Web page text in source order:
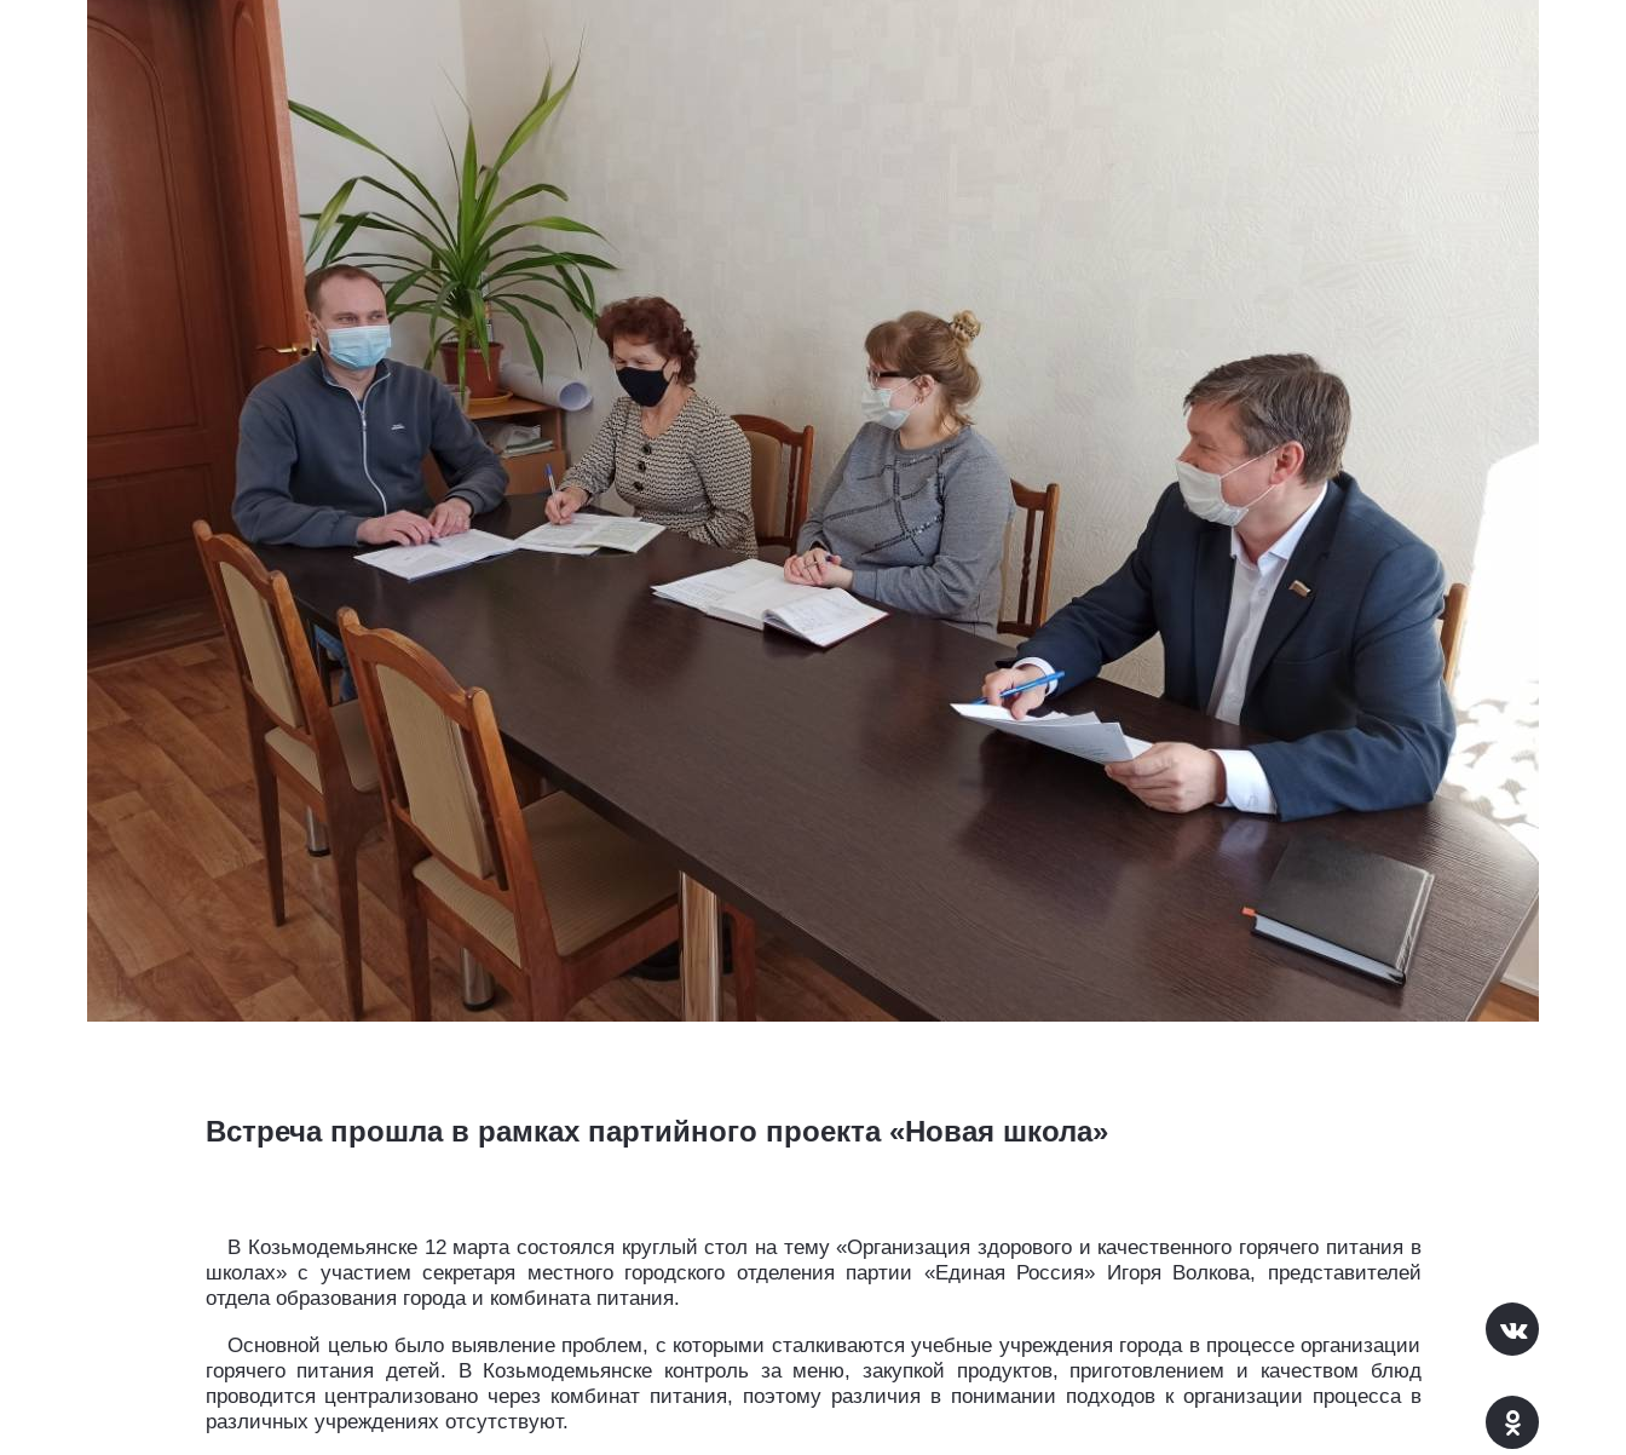
Встреча прошла в рамках партийного проекта «Новая школа»
В Козьмодемьянске 12 марта состоялся круглый стол на тему «Организация здорового и качественного горячего питания в
школах» с участием секретаря местного городского отделения партии «Единая Россия» Игоря Волкова, представителей
отдела образования города и комбината питания.
Основной целью было выявление проблем, с которыми сталкиваются учебные учреждения города в процессе организации
горячего питания детей. В Козьмодемьянске контроль за меню, закупкой продуктов, приготовлением и качеством блюд
проводится централизовано через комбинат питания, поэтому различия в понимании подходов к организации процесса в
различных учреждениях отсутствуют.